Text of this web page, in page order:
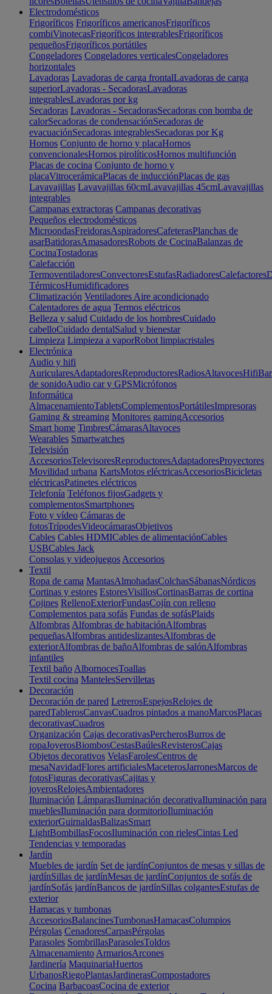
Electrodomésticos
Frigoríficos Frigoríficos americanosFrigoríficos
combiVinotecasFrigoríficos integrablesFrigoríficos
pequeñosFrigoríficos portátiles
Congeladores Congeladores verticalesCongeladores
horizontales
Lavadoras Lavadoras de carga frontalLavadoras de carga
superiorLavadoras - SecadorasLavadoras
integrablesLavadoras por kg
Secadoras Lavadoras - SecadorasSecadoras con bomba de
calorSecadoras de condensaciónSecadoras de
evacuaciónSecadoras integrablesSecadoras por Kg
Hornos Conjunto de horno y placaHornos
convencionalesHornos pirolíticosHornos multifunción
Placas de cocina Conjunto de horno y
placaVitrocerámicaPlacas de inducciónPlacas de gas
Lavavajillas Lavavajillas 60cmLavavajillas 45cmLavavajillas
integrables
Campanas extractoras Campanas decorativas
Pequeños electrodomésticos
MicroondasFreidorasAspiradoresCafeterasPlanchas de
asarBatidorasAmasadoresRobots de CocinaBalanzas de
CocinaTostadoras
Calefacción
TermoventiladoresConvectoresEstufasRadiadoresCalefactores
TérmicosHumidificadores
Climatización Ventiladores Aire acondicionado
Calentadores de agua Termos eléctricos
Belleza y salud Cuidado de los hombresCuidado
cabelloCuidado dentalSalud y bienestar
Limpieza Limpieza a vaporRobot limpiacristales
Electrónica
Audio y hifi
AuricularesAdaptadoresReproductoresRadiosAltavocesHifi
de sonidoAudio car y GPSMicrófonos
Informática
AlmacenamientoTabletsComplementosPortátilesImpresoras
Gaming & streaming Monitores gamingAccesorios
Smart home TimbresCámarasAltavoces
Wearables Smartwatches
Televisión
AccesoriosTelevisoresReproductoresAdaptadoresProyectores
Movilidad urbana KartsMotos eléctricasAccesoriosBicicletas
eléctricasPatinetes eléctricos
Telefonía Teléfonos fijosGadgets y
complementosSmartphones
Foto y vídeo Cámaras de
fotosTrípodesVideocámarasObjetivos
Cables Cables HDMICables de alimentaciónCables
USBCables Jack
Consolas y videojuegos Accesorios
Textil
Ropa de cama MantasAlmohadasColchasSábanasNórdicos
Cortinas y estores EstoresVisillosCortinasBarras de cortina
Cojines RellenoExteriorFundasCojín con relleno
Complementos para sofás Fundas de sofásPlaids
Alfombras Alfombras de habitaciónAlfombras
pequeñasAlfombras antideslizantesAlfombras de
exteriorAlfombras de bañoAlfombras de salónAlfombras
infantiles
Textil baño AlbornocesToallas
Textil cocina MantelesServilletas
Decoración
Decoración de pared LetrerosEspejosRelojes de
paredTablerosCanvasCuadros pintados a manoMarcosPlacas
decorativasCuadros
Organización Cajas decorativasPercherosBurros de
ropaJoyerosBiombosCestasBaúlesRevisterosCajas
Objetos decorativos VelasFarolesCentros de
mesaNavidadFlores artificialesMaceterosJarronesMarcos de
fotosFiguras decorativasCajitas y
joyerosRelojesAmbientadores
Iluminación LámparasIluminación decorativaIluminación para
mueblesIluminación para dormitorioIluminación
exteriorGuirnaldasBalizasSmart
LightBombillasFocosIluminación con rielesCintas Led
Tendencias y temporadas
Jardín
Muebles de jardín Set de jardínConjuntos de mesas y sillas de
jardínSillas de jardínMesas de jardínConjuntos de sofás de
jardínSofás jardínBancos de jardínSillas colgantesEstufas de
exterior
Hamacas y tumbonas
AccesoriosBalancinesTumbonasHamacasColumpios
Pérgolas CenadoresCarpasPérgolas
Parasoles SombrillasParasolesToldos
Almacenamiento ArmariosArcones
Jardinería MaquinariaHuertos
UrbanosRiegoPlantasJardinerasCompostadores
Cocina BarbacoasCocina de exterior